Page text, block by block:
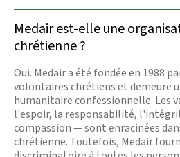
Medair est-elle une
chrétienne ?
Oui. Medair a été fondée en 1988
volontaires chrétiens et demeure
humanitaire confessionnelle. Les
l'espoir, la responsabilité,
compassion — sont enracinées
chrétienne. Toutefois, Medair